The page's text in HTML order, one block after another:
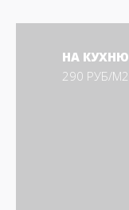
НА КУХНЮ
290 РУБ/М2